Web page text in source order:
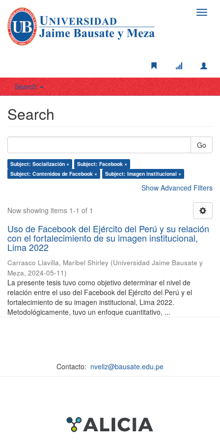
Search
Search
Go
Subject: Socialización ×
Subject: Facebook ×
Subject: Contenidos de Facebook ×
Subject: Imagen institucional ×
Show Advanced Filters
Now showing items 1-1 of 1
Uso de Facebook del Ejército del Perú y su relación
con el fortalecimiento de su imagen institucional,
Lima 2022
Carrasco Llavilla, Maribel Shirley (Universidad Jaime Bausate y
Meza, 2024-05-11)
La presente tesis tuvo como objetivo determinar el nivel de
relación entre el uso del Facebook del Ejército del Perú y el
fortalecimiento de su imagen institucional, Lima 2022.
Metodológicamente, tuvo un enfoque cuantitativo, ...
Contacto: nveliz@bausate.edu.pe